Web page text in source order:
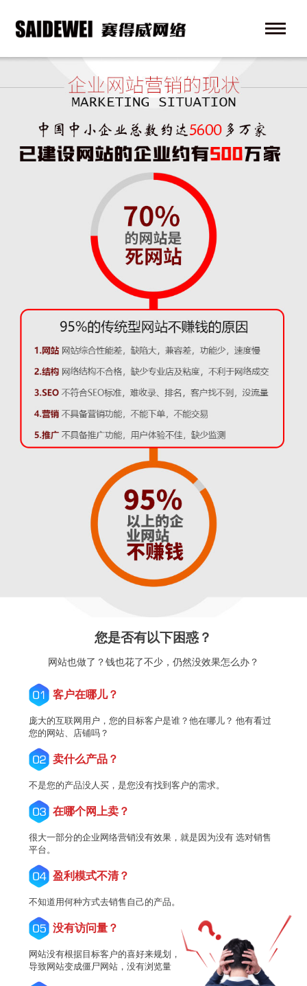
您是否有以下困惑？
网站也做了？钱也花了不少，仍然没效果怎么办？
客户在哪儿？
庞大的互联网用户，您的目标客户是谁？他在哪儿？ 他有看过
您的网站、店铺吗？
卖什么产品？
不是您的产品没人买，是您没有找到客户的需求。
在哪个网上卖？
很大一部分的企业网络营销没有效果，就是因为没有 选对销售
平台。
盈利模式不清？
不知道用何种方式去销售自己的产品。
没有访问量？
网站没有根据目标客户的喜好来规划，
导致网站变成僵尸网站，没有浏览量